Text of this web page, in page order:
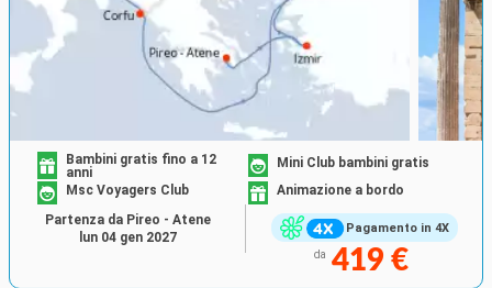
Pagamento in 4X
Bambini gratis fino a 12
anni
Mini Club bambini gratis
Msc Voyagers Club
Animazione a bordo
da 419 €
Partenza da Pireo - Atene
lun 04 gen 2027